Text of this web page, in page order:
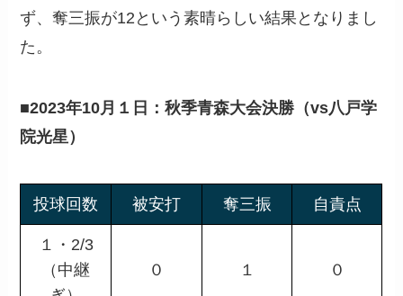
ず、奪三振が12という素晴らしい結果となりまし
た。
■2023年10月１日：秋季青森大会決勝（vs八戸学
院光星）
投球回数 被安打 奪三振 自責点
１・2/3
（中継
０ １ ０